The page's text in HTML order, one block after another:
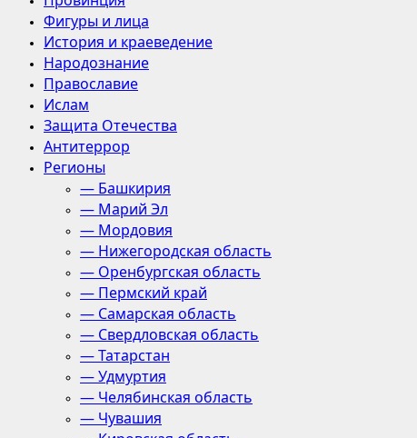
Фигуры и лица
История и краеведение
Народознание
Православие
Ислам
Защита Отечества
Антитеррор
Регионы
— Башкирия
— Марий Эл
— Мордовия
— Нижегородская область
— Оренбургская область
— Пермский край
— Самарская область
— Свердловская область
— Татарстан
— Удмуртия
— Челябинская область
— Чувашия